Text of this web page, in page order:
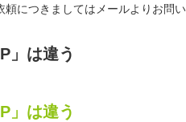
につきましてはメールよりお問い
」は違う
」は違う